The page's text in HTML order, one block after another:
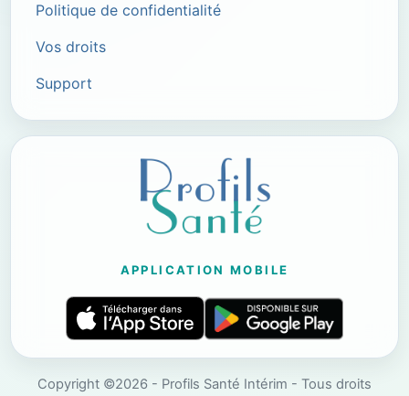
Politique de confidentialité
Vos droits
Support
APPLICATION MOBILE
Copyright ©2026 - Profils Santé Intérim - Tous droits